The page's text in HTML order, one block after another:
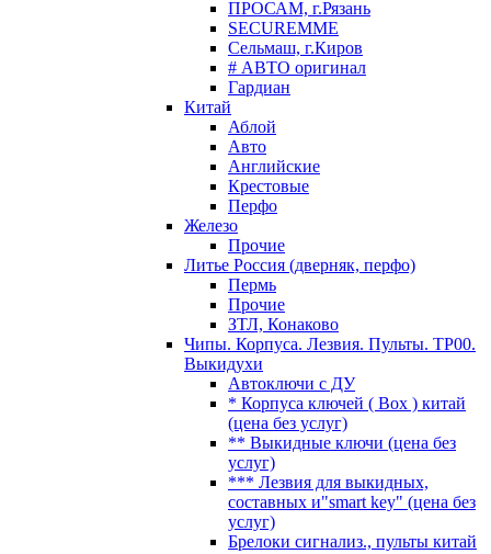
ПРОСАМ, г.Рязань
SECUREMME
Сельмаш, г.Киров
# АВТО оригинал
Гардиан
Китай
Аблой
Авто
Английские
Крестовые
Перфо
Железо
Прочие
Литье Россия (дверняк, перфо)
Пермь
Прочие
ЗТЛ, Конаково
Чипы. Корпуса. Лезвия. Пульты. TP00.
Выкидухи
Автоключи с ДУ
* Корпуса ключей ( Box ) китай
(цена без услуг)
** Выкидные ключи (цена без
услуг)
*** Лезвия для выкидных,
составных и"smart key" (цена без
услуг)
Брелоки сигнализ., пульты китай